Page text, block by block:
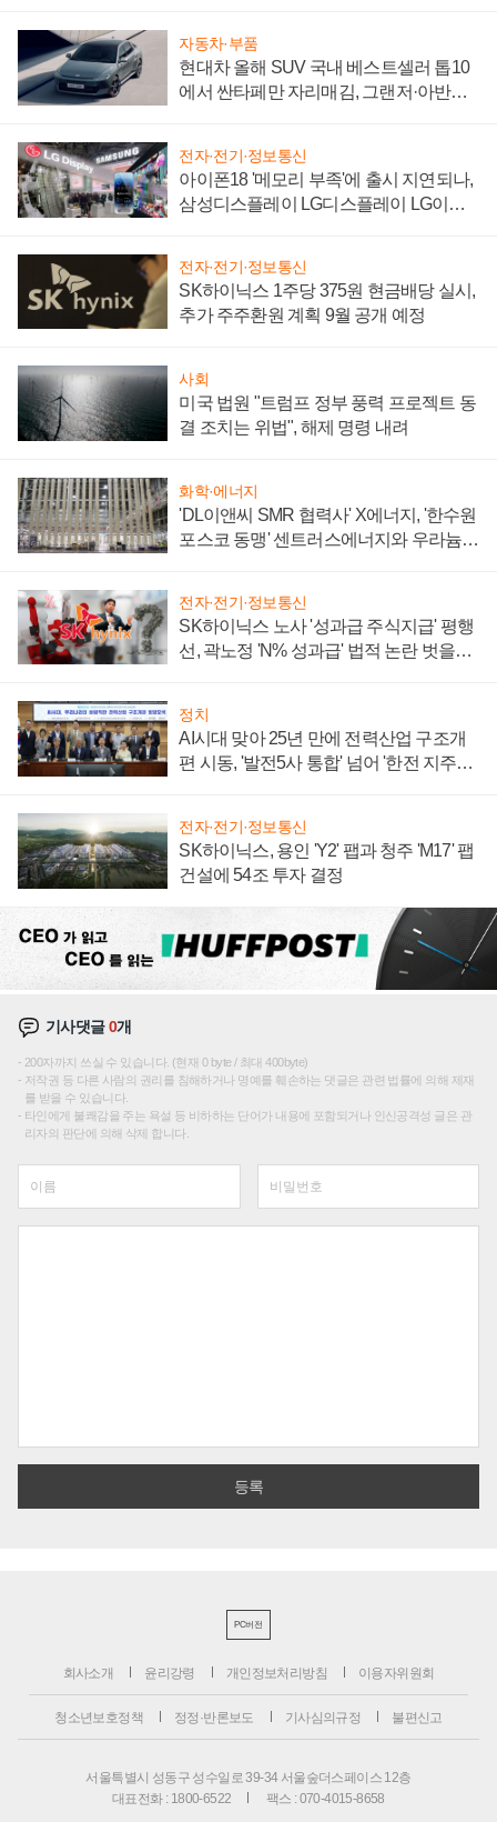
자동차·부품
현대차 올해 SUV 국내 베스트셀러 톱10
에서 싼타페만 자리매김, 그랜저·아반떼
전자·전기·정보통신
아이폰18 '메모리 부족'에 출시 지연되나,
삼성디스플레이 LG디스플레이 LG이노
전자·전기·정보통신
SK하이닉스 1주당 375원 현금배당 실시,
추가 주주환원 계획 9월 공개 예정
사회
미국 법원 "트럼프 정부 풍력 프로젝트 동
결 조치는 위법", 해제 명령 내려
화학·에너지
'DL이앤씨 SMR 협력사' X에너지, '한수원
포스코 동맹' 센트러스에너지와 우라늄
전자·전기·정보통신
SK하이닉스 노사 '성과급 주식지급' 평행
선, 곽노정 'N% 성과급' 법적 논란 벗을지
정치
AI시대 맞아 25년 만에 전력산업 구조개
편 시동, '발전5사 통합' 넘어 '한전 지주사'
전자·전기·정보통신
SK하이닉스, 용인 'Y2' 팹과 청주 'M17' 팹
건설에 54조 투자 결정
기사댓글0개
200자까지 쓰실 수 있습니다. (현재 0 byte / 최대 400byte)
저작권 등 다른 사람의 권리를 침해하거나 명예를 훼손하는 댓글은 관련 법률에 의해 제재
를 받을 수 있습니다.
타인에게 불쾌감을 주는 욕설 등 비하하는 단어가 내용에 포함되거나 인신공격성 글은 관
리자의 판단에 의해 삭제 합니다.
PC버전
회사소개 윤리강령 개인정보처리방침 이용자위원회
청소년보호정책 정정·반론보도 기사심의규정 불편신고
서울특별시 성동구 성수일로 39-34 서울숲더스페이스 12층
대표전화 : 1800-6522
팩스 : 070-4015-8658